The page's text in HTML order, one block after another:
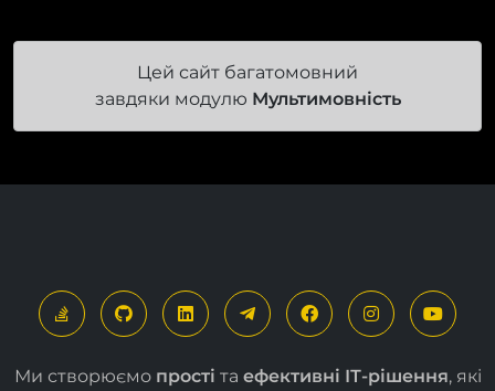
Цей сайт багатомовний
завдяки модулю Мультимовність
Ми створюємо прості та ефективні ІТ-рішення, які